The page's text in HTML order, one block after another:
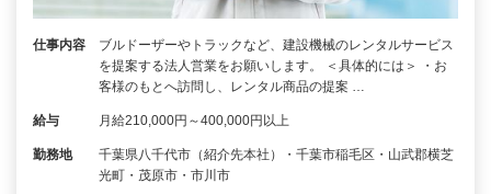
仕事内容
ブルドーザーやトラックなど、建設機械のレンタルサービス
を提案する法人営業をお願いします。 ＜具体的には＞ ・お
客様のもとへ訪問し、レンタル商品の提案 …
給与 月給210,000円～400,000円以上
勤務地
千葉県八千代市（紹介先本社）・千葉市稲毛区・山武郡横芝
光町・茂原市・市川市